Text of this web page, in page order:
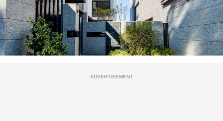
ADVERTISEMENT